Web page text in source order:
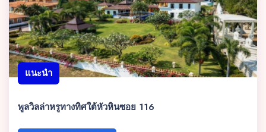
แนะนำ
พูลวิลล่าหรูทางทิศใต้หัวหินซอย 116